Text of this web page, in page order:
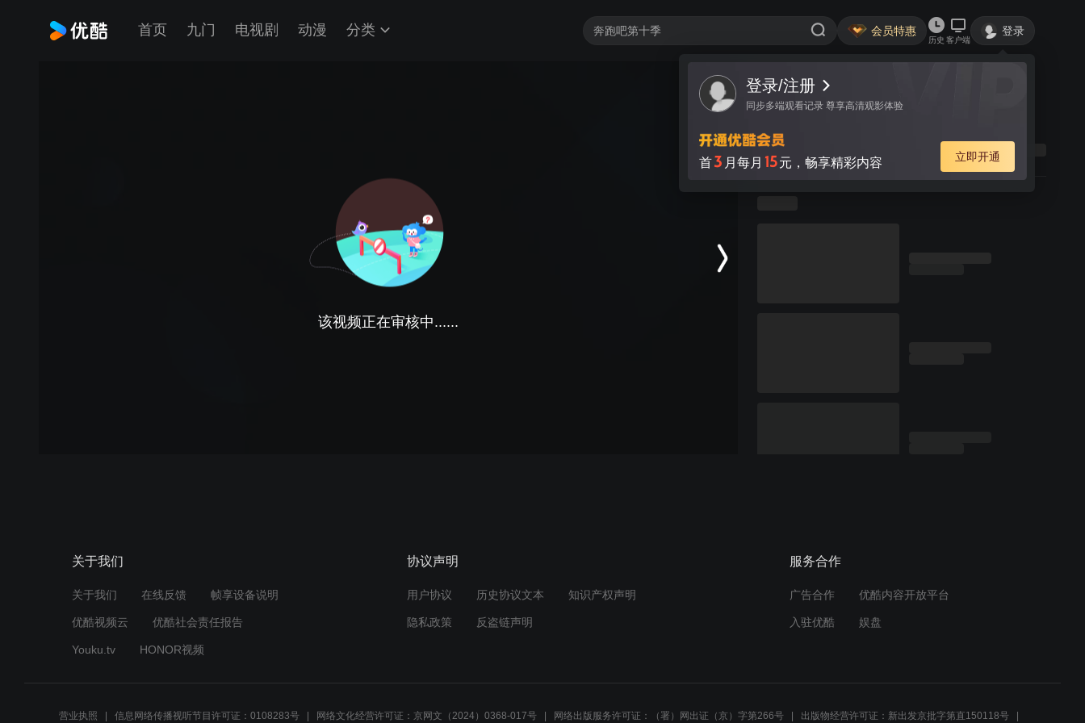
首页 九门 电视剧 动漫 分类 会员特惠
历史 客户端
登录
登录/注册
同步多端观看记录 尊享高清观影体验
首3 月每月 15元，畅享精彩内容 立即开通
该视频正在审核中......
关于我们
关于我们 在线反馈 帧享设备说明
优酷视频云 优酷社会责任报告
Youku.tv HONOR视频
协议声明
用户协议 历史协议文本 知识产权声明
隐私政策 反盗链声明
服务合作
广告合作 优酷内容开放平台
入驻优酷 娱盘
营业执照 信息网络传播视听节目许可证：0108283号 网络文化经营许可证：京网文（2024）0368-017号 网络出版服务许可证：（署）网出证（京）字第266号 出版物经营许可证：新出发京批字第直150118号